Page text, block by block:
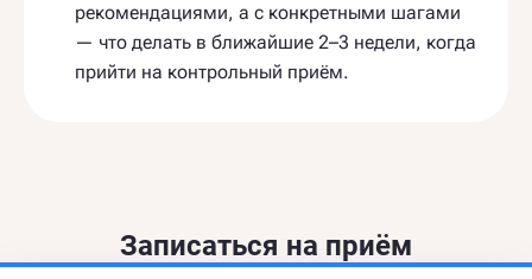
рекомендациями, а с конкретными шагами
— что делать в ближайшие 2–3 недели, когда
прийти на контрольный приём.
Записаться на приём